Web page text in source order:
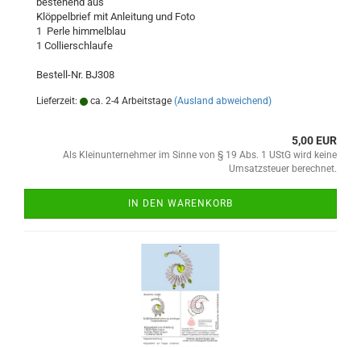
Klöppelbrief mit Anleitung und Foto
1 Perle himmelblau
1 Collierschlaufe
Bestell-Nr. BJ308
Lieferzeit: ca. 2-4 Arbeitstage (Ausland abweichend)
5,00 EUR
Als Kleinunternehmer im Sinne von § 19 Abs. 1 UStG wird keine
Umsatzsteuer berechnet.
IN DEN WARENKORB